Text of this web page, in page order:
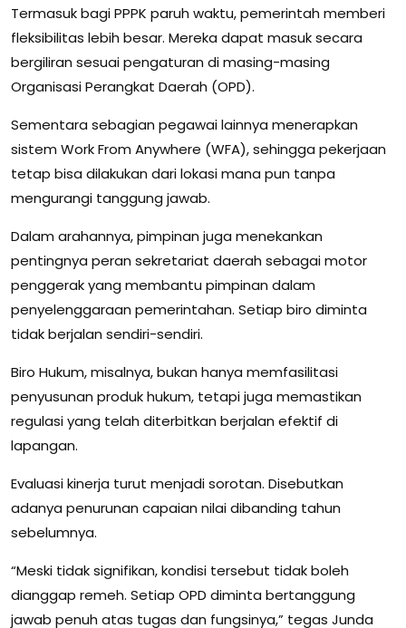
Termasuk bagi PPPK paruh waktu, pemerintah memberi
fleksibilitas lebih besar. Mereka dapat masuk secara
bergiliran sesuai pengaturan di masing-masing
Organisasi Perangkat Daerah (OPD).
Sementara sebagian pegawai lainnya menerapkan
sistem Work From Anywhere (WFA), sehingga pekerjaan
tetap bisa dilakukan dari lokasi mana pun tanpa
mengurangi tanggung jawab.
Dalam arahannya, pimpinan juga menekankan
pentingnya peran sekretariat daerah sebagai motor
penggerak yang membantu pimpinan dalam
penyelenggaraan pemerintahan. Setiap biro diminta
tidak berjalan sendiri-sendiri.
Biro Hukum, misalnya, bukan hanya memfasilitasi
penyusunan produk hukum, tetapi juga memastikan
regulasi yang telah diterbitkan berjalan efektif di
lapangan.
Evaluasi kinerja turut menjadi sorotan. Disebutkan
adanya penurunan capaian nilai dibanding tahun
sebelumnya.
“Meski tidak signifikan, kondisi tersebut tidak boleh
dianggap remeh. Setiap OPD diminta bertanggung
jawab penuh atas tugas dan fungsinya,” tegas Junda